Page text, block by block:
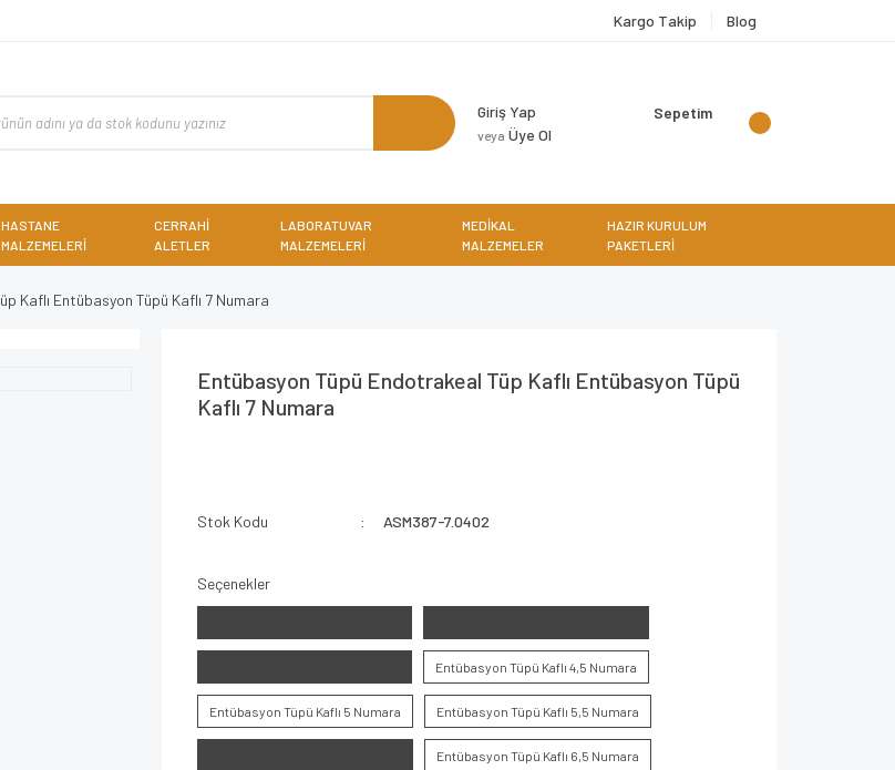
Kargo Takip Blog
Giriş Yap
veya Üye Ol
Sepetim
HASTANE
MALZEMELERİ
CERRAHİ
ALETLER
LABORATUVAR
MALZEMELERİ
MEDİKAL
MALZEMELER
HAZIR KURULUM
PAKETLERİ
Kaflı Entübasyon Tüpü Kaflı 7 Numara
Entübasyon Tüpü Endotrakeal Tüp Kaflı Entübasyon Tüpü
Kaflı 7 Numara
Stok Kodu ASM387-7.0402
Seçenekler
Entübasyon Tüpü Kaflı 4,5 Numara
Entübasyon Tüpü Kaflı 5 Numara Entübasyon Tüpü Kaflı 5,5 Numara
Entübasyon Tüpü Kaflı 6,5 Numara